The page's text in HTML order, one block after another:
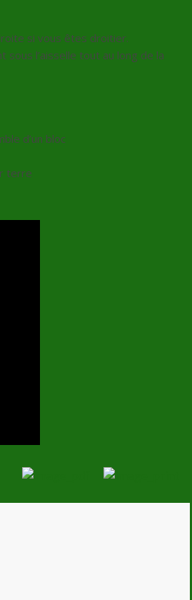
si vous êtes droitier.
l’aisselle tout au long de la
d’un bloc
terre